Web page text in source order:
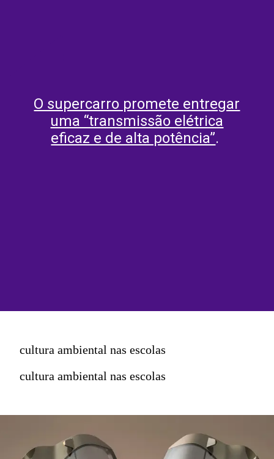
O supercarro promete entregar
uma “transmissão elétrica
eficaz e de alta potência”.
cultura ambiental nas escolas
cultura ambiental nas escolas